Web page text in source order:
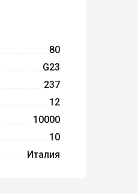
80
G23
237
12
10000
10
Италия